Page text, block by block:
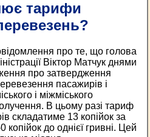
тарифи
про те, що голова
Віктор Матчук днями
про затвердження
пасажирів і
і міжміського
В цьому разі тариф
складатиме 13 копійок за
копійок до однієї гривні. Цей